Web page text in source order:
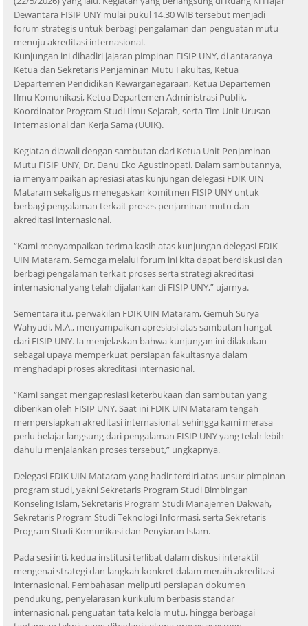
Dewantara FISIP UNY mulai pukul 14.30 WIB tersebut menjadi
forum strategis untuk berbagi pengalaman dan penguatan mutu
menuju akreditasi internasional.
Kunjungan ini dihadiri jajaran pimpinan FISIP UNY, di antaranya
Ketua dan Sekretaris Penjaminan Mutu Fakultas, Ketua
Departemen Pendidikan Kewarganegaraan, Ketua Departemen
Ilmu Komunikasi, Ketua Departemen Administrasi Publik,
Koordinator Program Studi Ilmu Sejarah, serta Tim Unit Urusan
Internasional dan Kerja Sama (UUIK).
Kegiatan diawali dengan sambutan dari Ketua Unit Penjaminan
Mutu FISIP UNY, Dr. Danu Eko Agustinopati. Dalam sambutannya,
ia menyampaikan apresiasi atas kunjungan delegasi FDIK UIN
Mataram sekaligus menegaskan komitmen FISIP UNY untuk
berbagi pengalaman terkait proses penjaminan mutu dan
akreditasi internasional.
“Kami menyampaikan terima kasih atas kunjungan delegasi FDIK
UIN Mataram. Semoga melalui forum ini kita dapat berdiskusi dan
berbagi pengalaman terkait proses serta strategi akreditasi
internasional yang telah dijalankan di FISIP UNY,” ujarnya.
Sementara itu, perwakilan FDIK UIN Mataram, Gemuh Surya
Wahyudi, M.A., menyampaikan apresiasi atas sambutan hangat
dari FISIP UNY. Ia menjelaskan bahwa kunjungan ini dilakukan
sebagai upaya memperkuat persiapan fakultasnya dalam
menghadapi proses akreditasi internasional.
“Kami sangat mengapresiasi keterbukaan dan sambutan yang
diberikan oleh FISIP UNY. Saat ini FDIK UIN Mataram tengah
mempersiapkan akreditasi internasional, sehingga kami merasa
perlu belajar langsung dari pengalaman FISIP UNY yang telah lebih
dahulu menjalankan proses tersebut,” ungkapnya.
Delegasi FDIK UIN Mataram yang hadir terdiri atas unsur pimpinan
program studi, yakni Sekretaris Program Studi Bimbingan
Konseling Islam, Sekretaris Program Studi Manajemen Dakwah,
Sekretaris Program Studi Teknologi Informasi, serta Sekretaris
Program Studi Komunikasi dan Penyiaran Islam.
Pada sesi inti, kedua institusi terlibat dalam diskusi interaktif
mengenai strategi dan langkah konkret dalam meraih akreditasi
internasional. Pembahasan meliputi persiapan dokumen
pendukung, penyelarasan kurikulum berbasis standar
internasional, penguatan tata kelola mutu, hingga berbagai